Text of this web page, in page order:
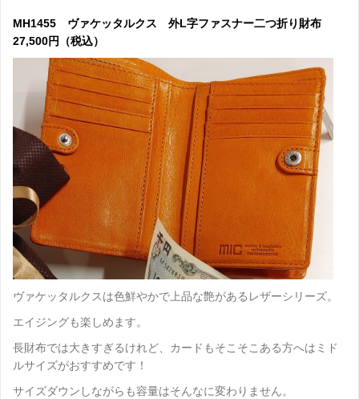
MH1455 ヴァケッタルクス 外L字ファスナー二つ折り財布
27,500円（税込）
ヴァケッタルクスは色鮮やかで上品な艶があるレザーシリーズ。
エイジングも楽しめます。
長財布では大きすぎるけれど、カードもそこそこある方へはミド
ルサイズがおすすめです！
サイズダウンしながらも容量はそんなに変わりません。